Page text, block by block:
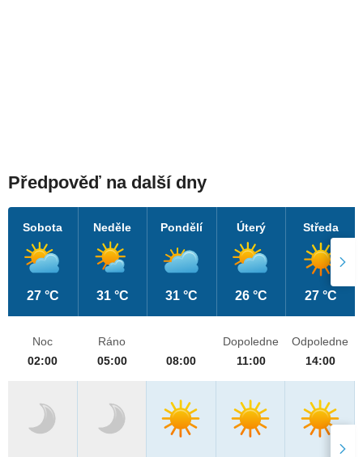
Předpověď na další dny
Sobota
27 °C
Neděle
31 °C
Pondělí
31 °C
Úterý
26 °C
Středa
27 °C
Noc
02:00
Ráno
05:00
08:00
Dopoledne
11:00
Odpoledne
14:00